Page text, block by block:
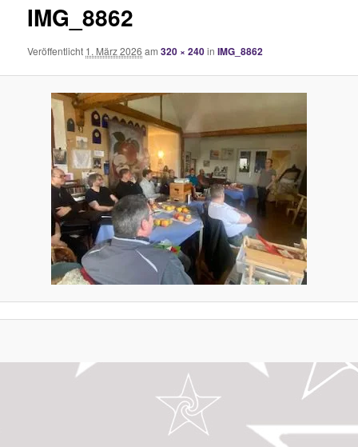
IMG_8862
Veröffentlicht 1. März 2026 am320 × 240inIMG_8862